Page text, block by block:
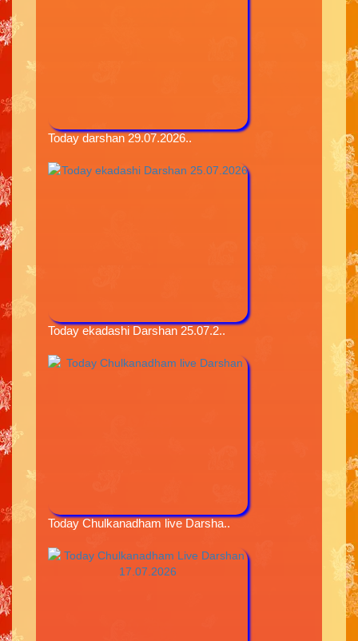
Today darshan 29.07.2026..
Today ekadashi Darshan 25.07.2..
Today Chulkanadham live Darsha..